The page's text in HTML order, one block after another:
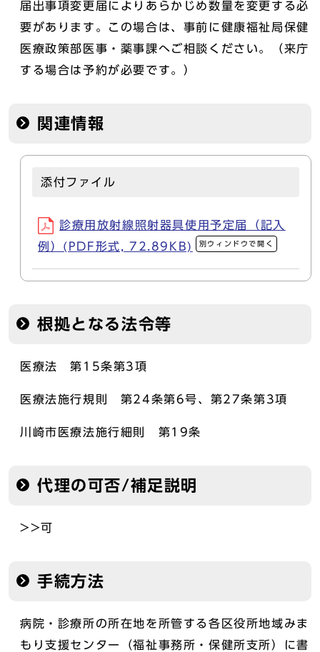
届出事項変更届によりあらかじめ数量を変更する必
要があります。この場合は、事前に健康福祉局保健
医療政策部医事・薬事課へご相談ください。（来庁
する場合は予約が必要です。）
関連情報
添付ファイル
診療用放射線照射器具使用予定届（記入
例）(PDF形式, 72.89KB)
別ウィンドウで開く
根拠となる法令等
医療法 第15条第3項
医療法施行規則 第24条第6号、第27条第3項
川崎市医療法施行細則 第19条
代理の可否/補足説明
>>可
手続方法
病院・診療所の所在地を所管する各区役所地域みま
もり支援センター（福祉事務所・保健所支所）に書